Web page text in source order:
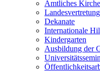
Amtliches
Dekanate
Internationale
Kindergarten
Ausbildung der